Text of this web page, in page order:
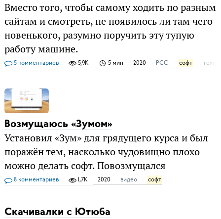
Вместо того, чтобы самому ходить по разным
сайтам и смотреть, не появилось ли там чего
новенького, разумно поручить эту тупую
работу машине.
5 комментариев 5,9K 5 мин 2020 РСС софт
Возмущаюсь «Зумом»
Установил «Зум» для грядущего курса и был
поражён тем, насколько чудовищно плохо
можно делать софт. Повозмущался
8 комментариев 1,7K 2020 видео софт
Скачивалки с Ютюба